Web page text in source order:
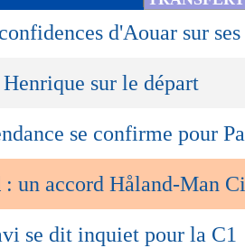
d'Aouar sur
sur le départ
se confirme pour
: un accord Håland-Man
se dit inquiet pour la C1